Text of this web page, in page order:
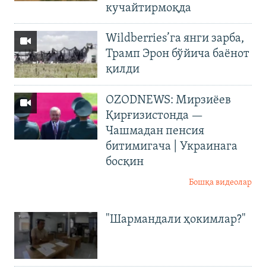
кучайтирмоқда
Wildberries’га янги зарба,
Трамп Эрон бўйича баёнот
қилди
OZODNEWS: Мирзиёев
Қирғизистонда —
Чашмадан пенсия
битимигача | Украинага
босқин
Бошқа видеолар
"Шармандали ҳокимлар?"